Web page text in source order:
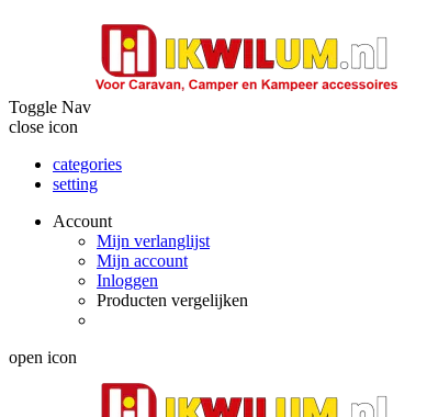
Toggle Nav
close icon
categories
setting
Account
Mijn verlanglijst
Mijn account
Inloggen
Producten vergelijken
open icon